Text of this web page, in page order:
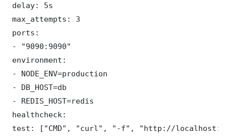
delay: 5s
max_attempts: 3
ports:
- "9090:9090"
environment:
- NODE_ENV=production
- DB_HOST=db
- REDIS_HOST=redis
healthcheck:
test: ["CMD", "curl", "-f", "http://